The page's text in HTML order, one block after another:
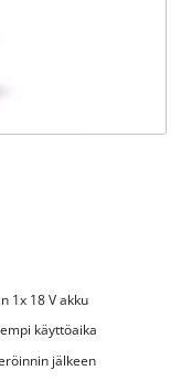
1x 18 V akku
käyttöaika
jälkeen